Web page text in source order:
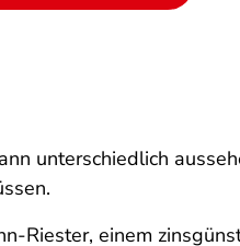
unterschiedlich
Riester, einem